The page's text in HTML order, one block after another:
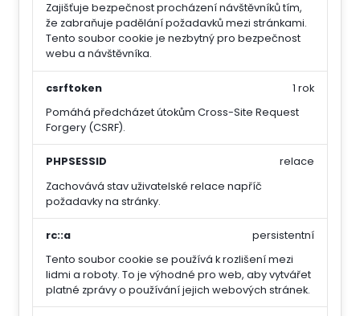
Zajišťuje bezpečnost procházení návštěvníků tím,
že zabraňuje padělání požadavků mezi stránkami.
Tento soubor cookie je nezbytný pro bezpečnost
webu a návštěvníka.
csrftoken
Pomáhá předcházet útokům Cross-Site Request
Forgery (CSRF).
1 rok
PHPSESSID
Zachovává stav uživatelské relace napříč
požadavky na stránky.
relace
rc::a
Tento soubor cookie se používá k rozlišení mezi
lidmi a roboty. To je výhodné pro web, aby vytvářet
platné zprávy o používání jejich webových stránek.
persistentní